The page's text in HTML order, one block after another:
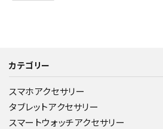
カテゴリー
スマホアクセサリー
タブレットアクセサリー
スマートウォッチアクセサリー